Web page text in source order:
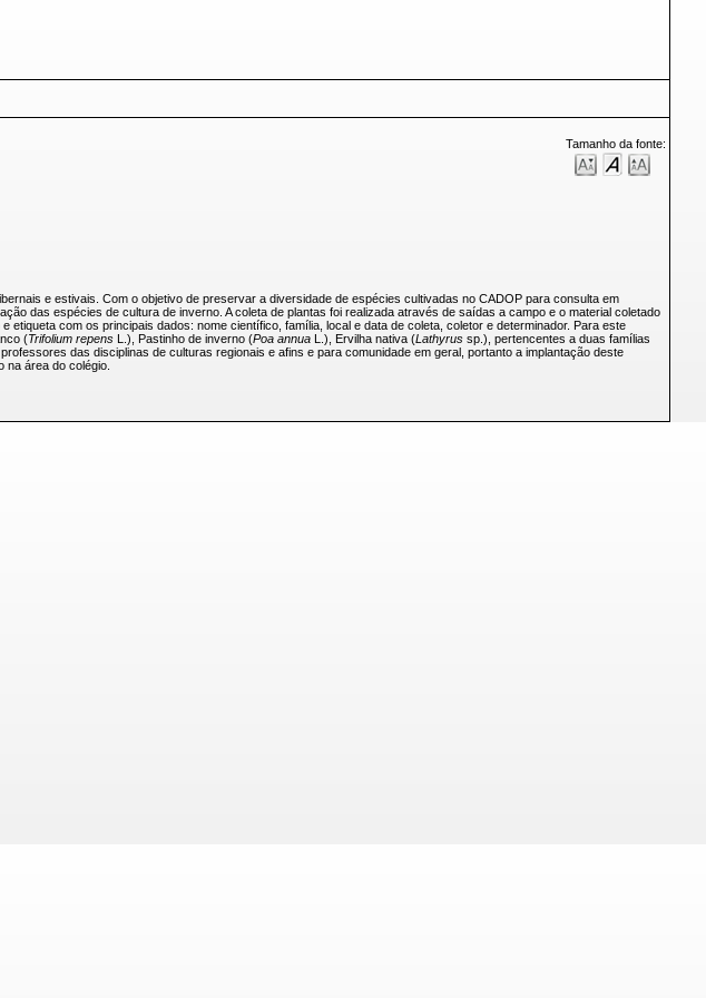
Tamanho da fonte:
e estivais. Com o objetivo de preservar a diversidade de espécies cultivadas no CADOP para consulta em
das espécies de cultura de inverno. A coleta de plantas foi realizada através de saídas a campo e o material coletado
com os principais dados: nome científico, família, local e data de coleta, coletor e determinador. Para este
(Trifolium repensL.), Pastinho de inverno (Poa annuaL.), Ervilha nativa (Lathyrus sp.), pertencentes a duas famílias
das disciplinas de culturas regionais e afins e para comunidade em geral, portanto a implantação deste
área do colégio.